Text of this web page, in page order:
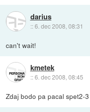
darius
::6. dec 2008, 08:31
can't wait!
kmetek
::6. dec 2008, 08:45
Zdaj bodo pa pacal spet2-